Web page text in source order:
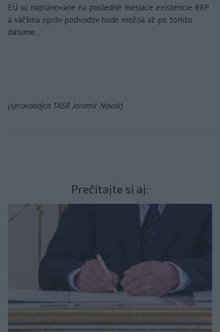
EÚ sú naplánované na posledné mesiace existencie RRF
a väčšina opráv podvodov bude možná až po tomto
dátume.
(spravodajca TASR Jaromír Novak)
Prečítajte si aj: